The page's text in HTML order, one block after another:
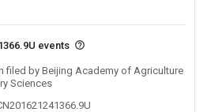
events
filed by Beijing Academy of Agriculture
Sciences